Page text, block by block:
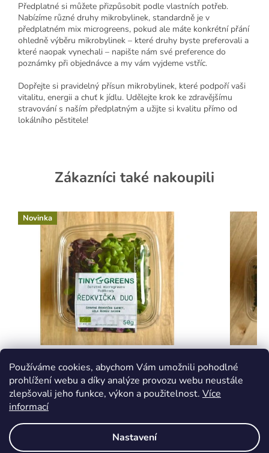
Používáme cookies, abychom Vám umožnili pohodlné
prohlížení webu a díky analýze provozu webu neustále
zlepšovali jeho funkce, výkon a použitelnost. Více
informací
Nastavení
Předplatné si můžete přizpůsobit podle vlastních potřeb.
Nabízíme různé druhy mikrobylinek, standardně je v
předplatném mix microgreens, pokud ale máte konkrétní přání
ohledně výběru mikrobylinek – které druhy byste preferovali a
které naopak vynechali – napište nám své preference do
poznámky při objednávce a my vám vyjdeme vstříc.
Dopřejte si pravidelný přísun mikrobylinek, které podpoří vaši
vitalitu, energii a chuť k jídlu. Udělejte krok ke zdravějšímu
stravování s naším předplatným a užijte si kvalitu přímo od
lokálního pěstitele!
Zákazníci také nakoupili
Novinka
Ředkvička DUO - čerstvé microgreens
2-5 dnů
DETAIL